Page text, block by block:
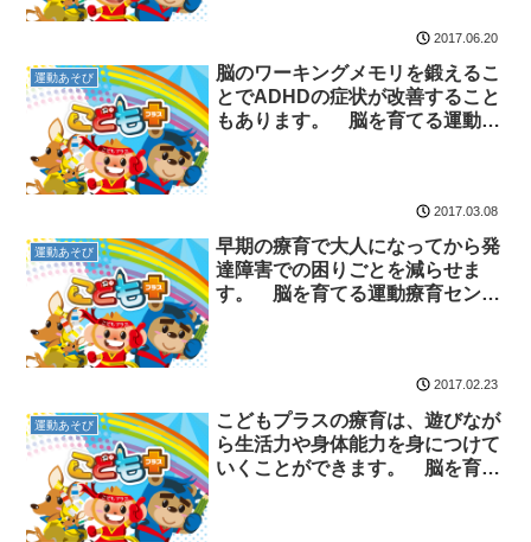
2017.06.20
運動あそび
脳のワーキングメモリを鍛えるこ
とでADHDの症状が改善すること
もあります。 脳を育てる運動療
2017.03.08
運動あそび
早期の療育で大人になってから発
達障害での困りごとを減らせま
す。 脳を育てる運動療育センタ
2017.02.23
運動あそび
こどもプラスの療育は、遊びなが
ら生活力や身体能力を身につけて
いくことができます。 脳を育て